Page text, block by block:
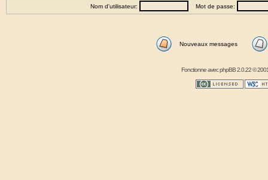
Nom d'utilisateur: Mot de passe:
Nouveaux messages
Fonctionne avecphpBB2.0.22 ©